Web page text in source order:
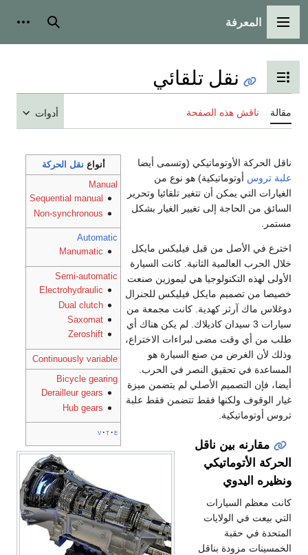
القائمة الرئيسية
المعرفة بحث
تبديل عرض جدول المحتويات
نقل تلقائي
مقالة ناقش هذه الصفحة أدوات
أنواع نقل الحركة
Manual
Sequential manual
Non-synchronous
Automatic
Manumatic
Semi-automatic
Electrohydraulic
Dual clutch
Saxomat
Zeroshift
Continuously variable
Bicycle gearing
Derailleur gears
Hub gears
v t e
ناقل الحركة الأوتوماتيكي (وتسمى أيضا
علبة تروس أوتوماتيكية) هو نوع من
الغيارات التي يمكن أن تتغير تلقائيا وتحرير
السائق من الحاجة إلى تغيير الغيار بشكل
مستمر.
اخترع في الأصل من قبل فيليكس مايكل
خلال الحرب العالمية الثانية. كانت السيارة
الأولى لهذه التكنولوجيا هي ليموزين صنعت
خصيصا من تصميم مايكل فيليكس للجنرال
دوغلاس ماك آرثر كهدية. كانت مجمعة من
سيارات 3 سيدان كاديلاك. لم يكن هناك أي
طلب من أي وقت مضى لبراءات الاختراع،
وذلك لأن الغرض من صنع السيارة هو
المساعدة في تحقيق النصر في الحرب.
أيضا، فإن التصميم الأصلي لم يتضمن ميزة
غيار الوقوف ولكنها فقط تتضمن فقط علبة
تروس أوتوماتيكية.
مقارنه بين ناقل
الحركة الأتوماتيكي
ونظيره اليدوي
كانت معظم السيارات
التي بيعت في الولايات
المتحدة في حقبة
الخمسينات مزودة بناقل